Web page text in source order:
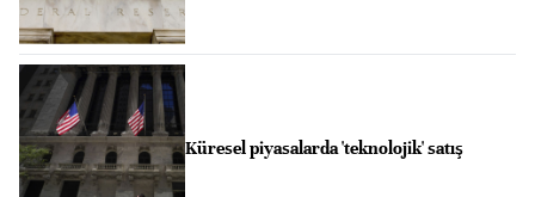
Küresel piyasalarda 'teknolojik' satış